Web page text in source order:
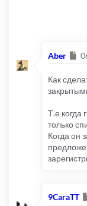
Aber
Как
Т.е когда
только
Когда он
9CaraTT